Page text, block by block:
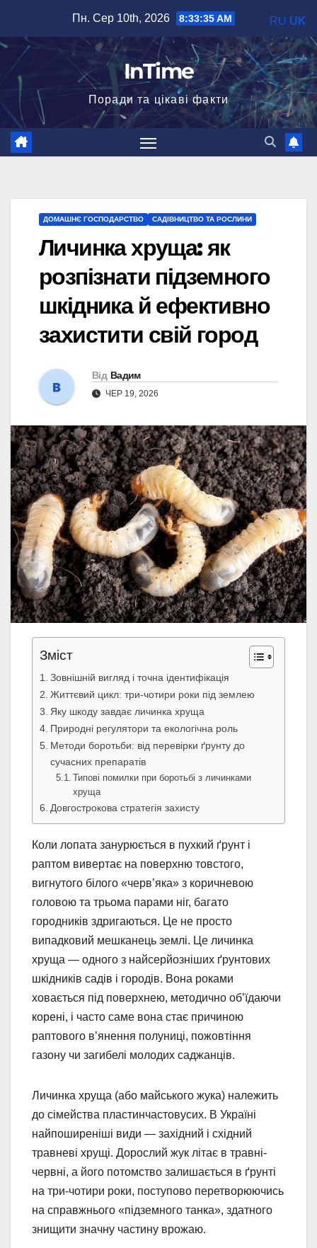
вмісту
Пн. Сер 10th, 2026 8:33:36 AM
InTime
Поради та цікаві факти
ДОМАШНЄ ГОСПОДАРСТВО САДІВНИЦТВО ТА РОСЛИНИ
Личинка хруща: як
розпізнати підземного
шкідника й ефективно
захистити свій город
Від Вадим
ЧЕР 19, 2026
Зміст
Зовнішній вигляд і точна ідентифікація
Життєвий цикл: три-чотири роки під землею
Яку шкоду завдає личинка хруща
Природні регулятори та екологічна роль
Методи боротьби: від перевірки ґрунту до
сучасних препаратів
Типові помилки при боротьбі з личинками
хруща
Довгострокова стратегія захисту
Коли лопата занурюється в пухкий ґрунт і
раптом вивертає на поверхню товстого,
вигнутого білого «черв’яка» з коричневою
головою та трьома парами ніг, багато
городників здригаються. Це не просто
випадковий мешканець землі. Це личинка
хруща — одного з найсерйозніших ґрунтових
шкідників садів і городів. Вона роками
ховається під поверхнею, методично об’їдаючи
корені, і часто саме вона стає причиною
раптового в’янення полуниці, пожовтіння
газону чи загибелі молодих саджанців.
Личинка хруща (або майського жука) належить
до сімейства пластинчастовусих. В Україні
найпоширеніші види — західний і східний
травневі хрущі. Дорослий жук літає в травні-
червні, а його потомство залишається в ґрунті
на три-чотири роки, поступово перетворюючись
на справжнього «підземного танка», здатного
знищити значну частину врожаю.
RU UK